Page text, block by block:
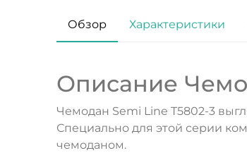
Обзор Характеристики
Описание
Чемодан Semi Line T5802-3
Специально для этой серии
чемоданом.